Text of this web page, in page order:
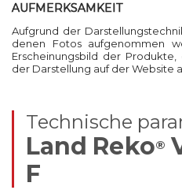
AUFMERKSAMKEIT
Aufgrund der
denen Fotos aufgenommen
Erscheinungsbild der
der Darstellung auf der Website
Technische
Land Reko®
F